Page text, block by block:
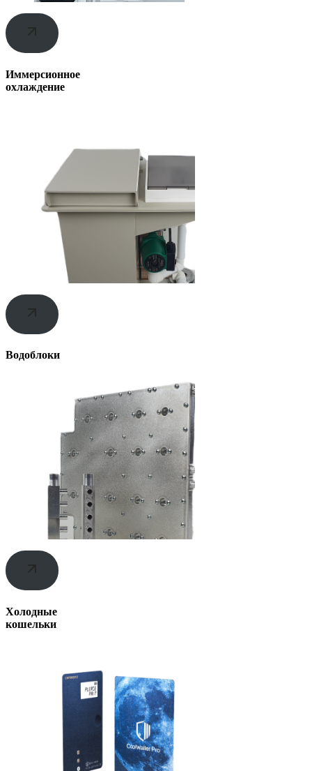
Иммерсионное
охлаждение
Водоблоки
Холодные
кошельки